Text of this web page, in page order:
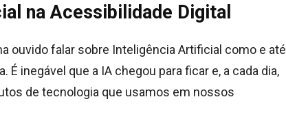
na Acessibilidade Digital
ouvido falar sobre Inteligência Artificial como e até
inegável que a IA chegou para ficar e, a cada dia,
de tecnologia que usamos em nossos